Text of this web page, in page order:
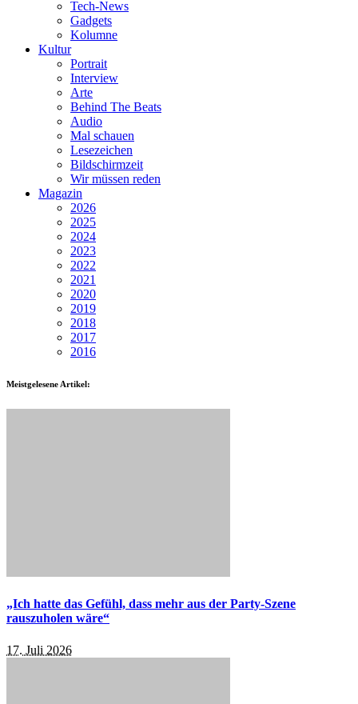
Tech-News
Gadgets
Kolumne
Kultur
Portrait
Interview
Arte
Behind The Beats
Audio
Mal schauen
Lesezeichen
Bildschirmzeit
Wir müssen reden
Magazin
2026
2025
2024
2023
2022
2021
2020
2019
2018
2017
2016
Meistgelesene Artikel:
„Ich hatte das Gefühl, dass mehr aus der Party-Szene
rauszuholen wäre“
17. Juli 2026